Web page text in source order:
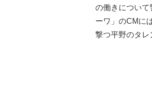
の働きについて
ーワ」のCMに
撃つ平野のタレ